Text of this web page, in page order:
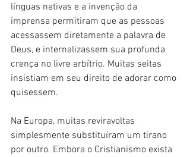
línguas nativas e a invenção da
imprensa permitiram que as pessoas
acessassem diretamente a palavra de
Deus, e internalizassem sua profunda
crença no livre arbítrio. Muitas seitas
insistiam em seu direito de adorar como
quisessem.
Na Europa, muitas reviravoltas
simplesmente substituíram um tirano
por outro. Embora o Cristianismo exista